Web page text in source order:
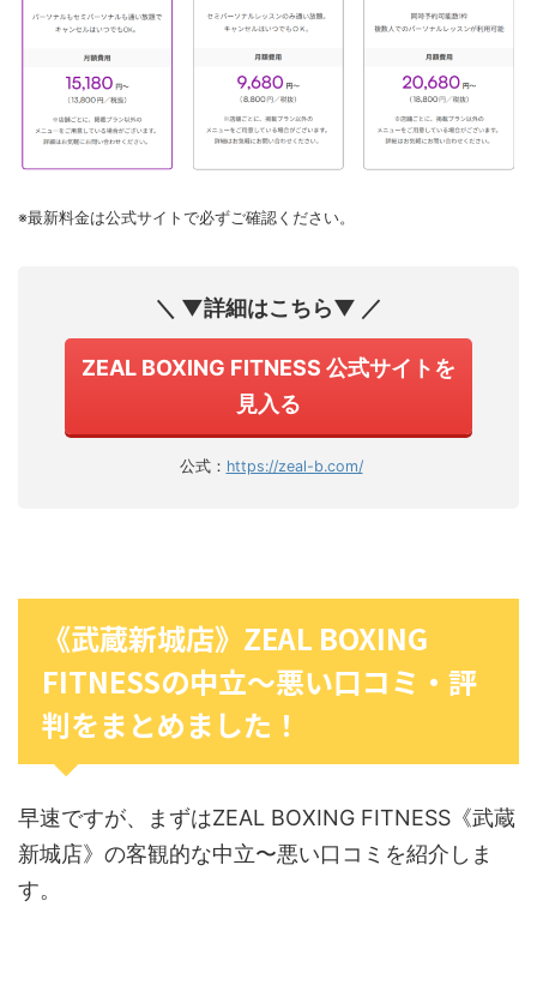
※最新料金は公式サイトで必ずご確認ください。
＼ ▼詳細はこちら▼ ／
ZEAL BOXING FITNESS 公式サイトを
見入る
公式： https://zeal-b.com/
《武蔵新城店》ZEAL BOXING
FITNESSの中立〜悪い口コミ・評
判をまとめました！
早速ですが、まずはZEAL BOXING FITNESS《武蔵
新城店》の客観的な中立〜悪い口コミを紹介しま
す。